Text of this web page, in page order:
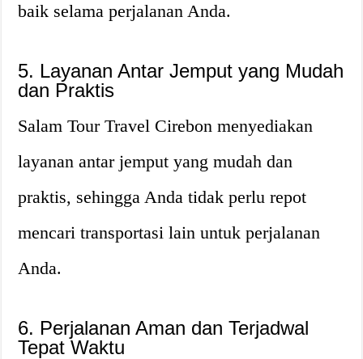
baik selama perjalanan Anda.
5. Layanan Antar Jemput yang Mudah
dan Praktis
Salam Tour Travel Cirebon menyediakan
layanan antar jemput yang mudah dan
praktis, sehingga Anda tidak perlu repot
mencari transportasi lain untuk perjalanan
Anda.
6. Perjalanan Aman dan Terjadwal
Tepat Waktu